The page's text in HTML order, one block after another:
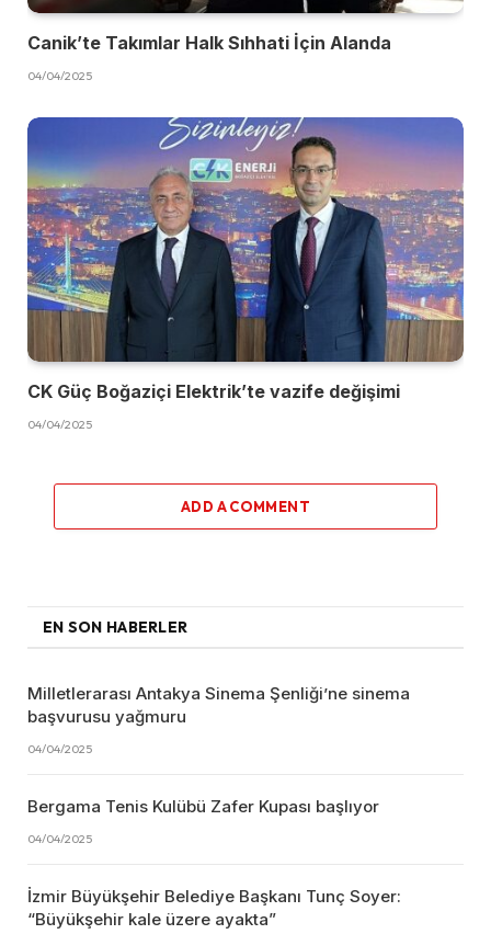
Canik’te Takımlar Halk Sıhhati İçin Alanda
04/04/2025
CK Güç Boğaziçi Elektrik’te vazife değişimi
04/04/2025
ADD A COMMENT
EN SON HABERLER
Milletlerarası Antakya Sinema Şenliği’ne sinema
başvurusu yağmuru
04/04/2025
Bergama Tenis Kulübü Zafer Kupası başlıyor
04/04/2025
İzmir Büyükşehir Belediye Başkanı Tunç Soyer:
“Büyükşehir kale üzere ayakta”